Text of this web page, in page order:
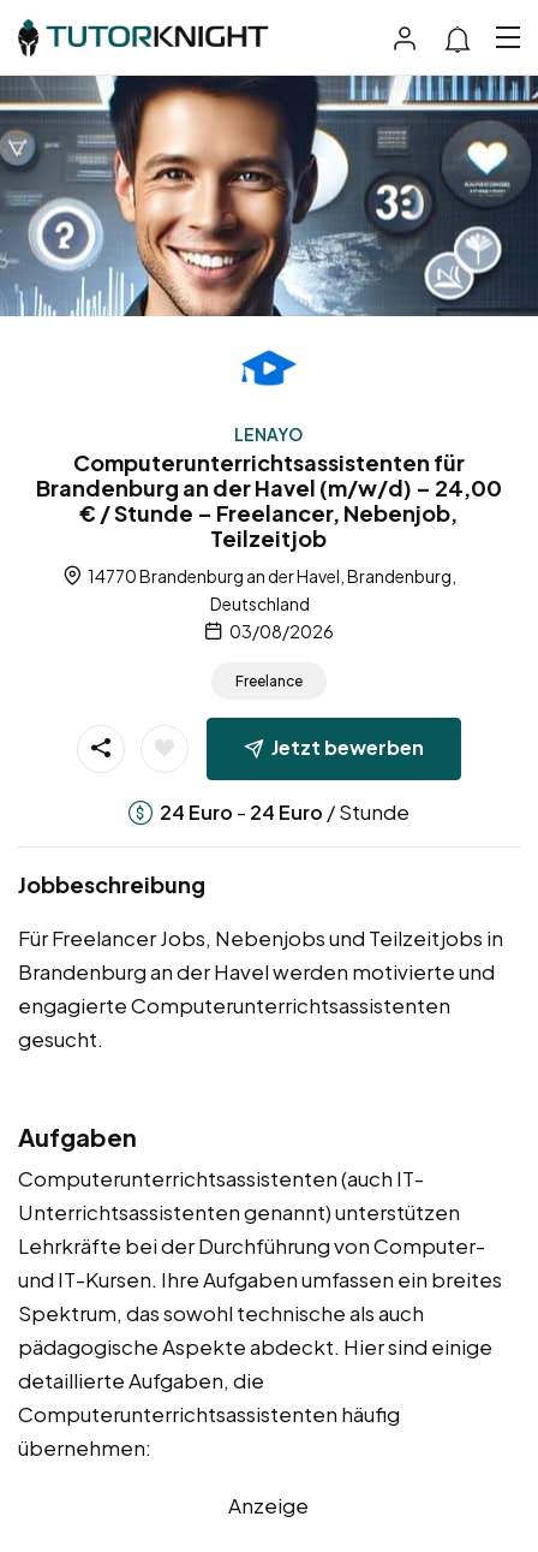
LENAYO
Computerunterrichtsassistenten für
Brandenburg an der Havel (m/w/d) – 24,00
€ / Stunde – Freelancer, Nebenjob,
Teilzeitjob
14770 Brandenburg an der Havel, Brandenburg,
Deutschland
03/08/2026
Freelance
Jetzt bewerben
24 Euro - 24 Euro / Stunde
Jobbeschreibung
Für Freelancer Jobs, Nebenjobs und Teilzeitjobs in
Brandenburg an der Havel werden motivierte und
engagierte Computerunterrichtsassistenten
gesucht.
Aufgaben
Computerunterrichtsassistenten (auch IT-
Unterrichtsassistenten genannt) unterstützen
Lehrkräfte bei der Durchführung von Computer-
und IT-Kursen. Ihre Aufgaben umfassen ein breites
Spektrum, das sowohl technische als auch
pädagogische Aspekte abdeckt. Hier sind einige
detaillierte Aufgaben, die
Computerunterrichtsassistenten häufig
übernehmen:
Anzeige